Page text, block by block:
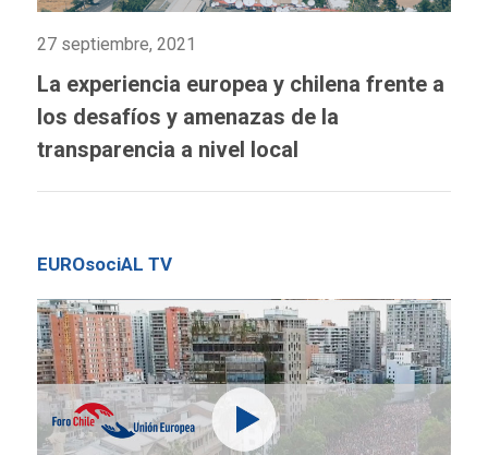
27 septiembre, 2021
La experiencia europea y chilena frente a
los desafíos y amenazas de la
transparencia a nivel local
EUROsociAL TV